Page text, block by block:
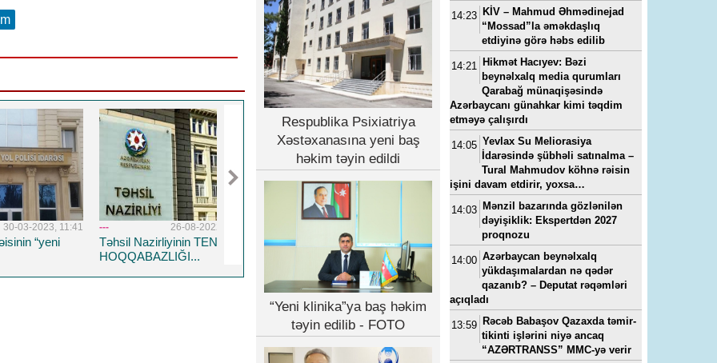
2023, 11:41
“yeni
--- 26-08-2022, 14:19
Təhsil Nazirliyinin TENDER
HOQQABAZLIĞI...
5-04-2023, 11:11
Respublika Psixiatriya
Xəstəxanasına yeni baş
həkim təyin edildi
15-07-2022, 11:49
“Yeni klinika”ya baş həkim
təyin edilib - FOTO
---
Vüqar Əhmədovun
kadrı Elmar Mahmudov
oğluna ən son model
Rover”i hansı pullarla
Respublika Psixiatriya
Xəstəxanasına yeni baş
həkim təyin edildi
“Yeni klinika”ya baş həkim
təyin edilib - FOTO
14:23 KİV – Mahmud Əhmədinejad
“Mossad”la əməkdaşlıq
etdiyinə görə həbs edilib
14:21 Hikmət Hacıyev: Bəzi
beynəlxalq media qurumları
Qarabağ münaqişəsində
Azərbaycanı günahkar kimi təqdim
etməyə çalışırdı
14:05 Yevlax Su Meliorasiya
İdarəsində şübhəli satınalma –
Tural Mahmudov köhnə rəisin
işini davam etdirir, yoxsa…
14:03 Mənzil bazarında gözlənilən
dəyişiklik: Ekspertdən 2027
proqnozu
14:00 Azərbaycan beynəlxalq
yükdaşımalardan nə qədər
qazanıb? – Deputat rəqəmləri
açıqladı
13:59 Rəcəb Babaşov Qazaxda təmir-
tikinti işlərini niyə ancaq
“AZƏRTRANSS” MMC-yə verir